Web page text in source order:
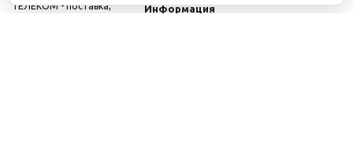
ТЕЛЕКОМ - поставка,
Информация